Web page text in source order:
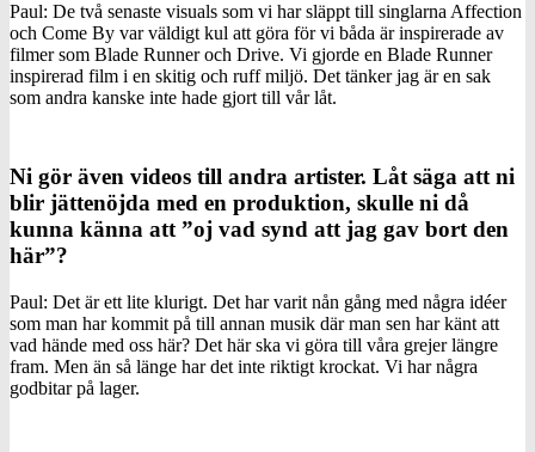
Paul: De två senaste visuals som vi har släppt till singlarna Affection
och Come By var väldigt kul att göra för vi båda är inspirerade av
filmer som Blade Runner och Drive. Vi gjorde en Blade Runner
inspirerad film i en skitig och ruff miljö. Det tänker jag är en sak
som andra kanske inte hade gjort till vår låt.
Ni gör även videos till andra artister. Låt säga att ni
blir jättenöjda med en produktion, skulle ni då
kunna känna att ”oj vad synd att jag gav bort den
här”?
Paul: Det är ett lite klurigt. Det har varit nån gång med några idéer
som man har kommit på till annan musik där man sen har känt att
vad hände med oss här? Det här ska vi göra till våra grejer längre
fram. Men än så länge har det inte riktigt krockat. Vi har några
godbitar på lager.